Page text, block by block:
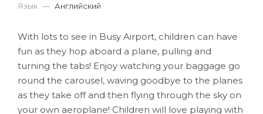
Язык — Английский
With lots to see in Busy Airport, children can have
fun as they hop aboard a plane, pulling and
turning the tabs! Enjoy watching your baggage go
round the carousel, waving goodbye to the planes
as they take off and then flying through the sky on
your own aeroplane! Children will love playing with